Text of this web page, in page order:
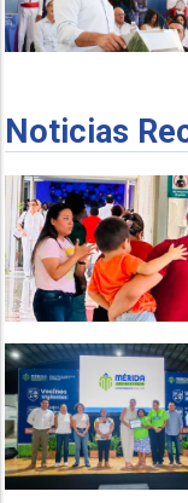
Noticias